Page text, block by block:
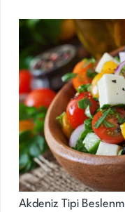
Akdeniz Tipi